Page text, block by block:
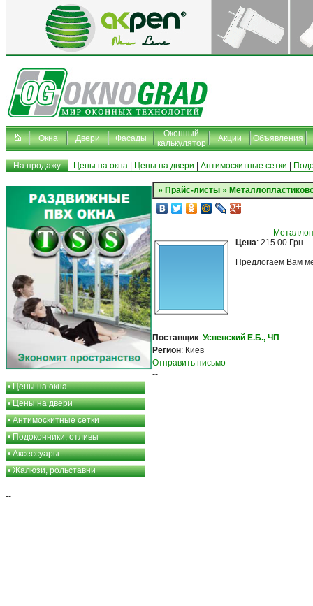
Окна Двери Фасады
Оконный
калькулятор
Акции Объявления
На продажу Цены на окна Цены на двери Антимоскитные сетки
•Цены на окна
•Цены на двери
•Антимоскитные сетки
•Подоконники, отливы
•Аксессуары
•Жалюзи, рольставни
» Прайс-листы »
Цена: 215.00 Грн.
Предлогаем Вам
Поставщик: Успенский Е.Б., ЧП
Регион: Киев
Отправить письмо
--
--